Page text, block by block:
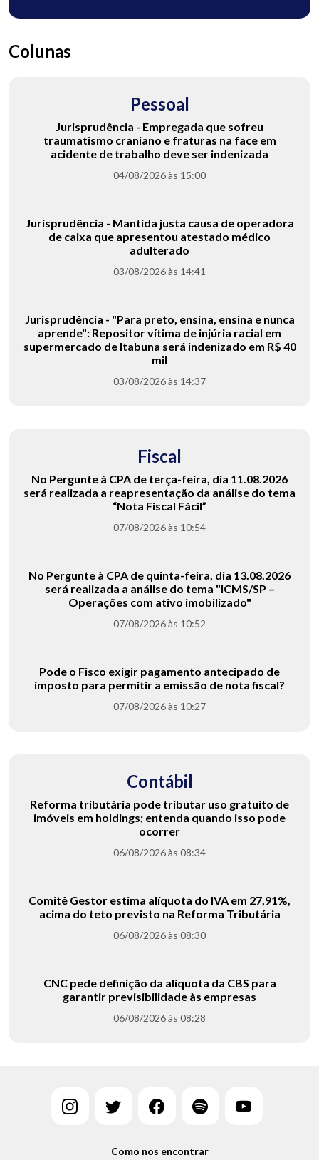
Colunas
Pessoal
Jurisprudência - Empregada que sofreu
traumatismo craniano e fraturas na face em
acidente de trabalho deve ser indenizada
04/08/2026 às 15:00
Jurisprudência - Mantida justa causa de operadora
de caixa que apresentou atestado médico
adulterado
03/08/2026 às 14:41
Jurisprudência - "Para preto, ensina, ensina e nunca
aprende": Repositor vítima de injúria racial em
supermercado de Itabuna será indenizado em R$ 40
mil
03/08/2026 às 14:37
Fiscal
No Pergunte à CPA de terça-feira, dia 11.08.2026
será realizada a reapresentação da análise do tema
“Nota Fiscal Fácil”
07/08/2026 às 10:54
No Pergunte à CPA de quinta-feira, dia 13.08.2026
será realizada a análise do tema "ICMS/SP –
Operações com ativo imobilizado"
07/08/2026 às 10:52
Pode o Fisco exigir pagamento antecipado de
imposto para permitir a emissão de nota fiscal?
07/08/2026 às 10:27
Contábil
Reforma tributária pode tributar uso gratuito de
imóveis em holdings; entenda quando isso pode
ocorrer
06/08/2026 às 08:34
Comitê Gestor estima alíquota do IVA em 27,91%,
acima do teto previsto na Reforma Tributária
06/08/2026 às 08:30
CNC pede definição da alíquota da CBS para
garantir previsibilidade às empresas
06/08/2026 às 08:28
Como nos encontrar